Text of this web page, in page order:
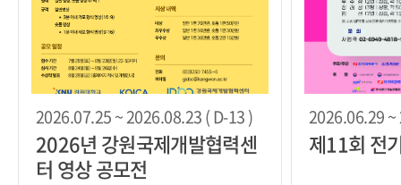
2026.07.25 ~ 2026.08.23 ( D-13 )
2026년 강원국제개발협력센
터 영상 공모전
2026.06.29 ~
제11회 전